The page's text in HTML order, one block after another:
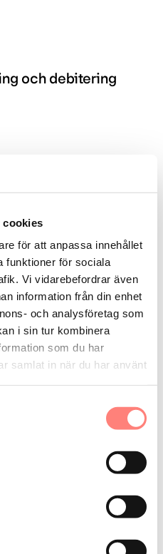
cookies
för att anpassa innehållet
funktioner för sociala
Vi vidarebefordrar även
information från din enhet
och analysföretag som
i sin tur kombinera
som du har
samlat in när du har använt
och debitering
byggnader –
Buildings Directive